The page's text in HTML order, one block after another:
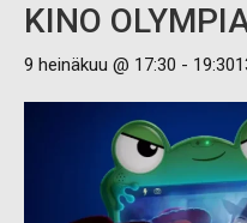
KINO
9 heinäkuu @ 17:30 - 19:30